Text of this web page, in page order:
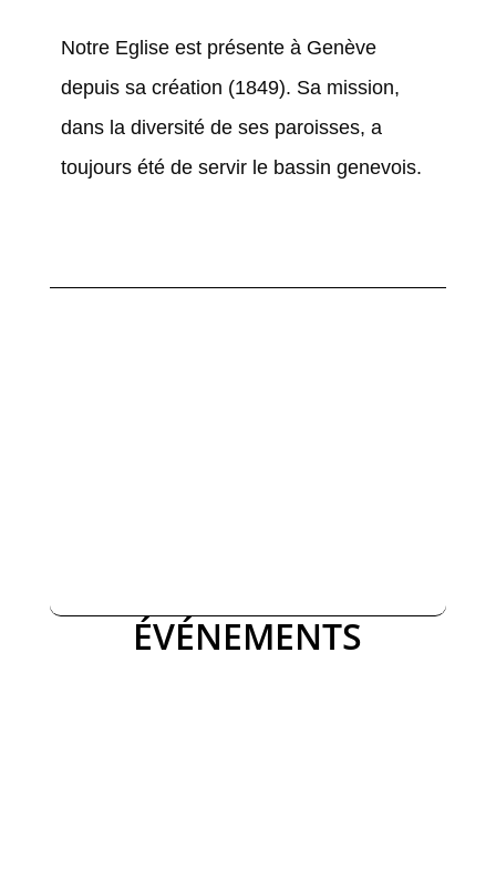
Notre Eglise est présente à Genève
depuis sa création (1849). Sa mission,
dans la diversité de ses paroisses, a
toujours été de servir le bassin genevois.
ÉVÉNEMENTS